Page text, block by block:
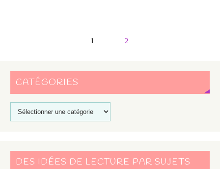
1 2
CATÉGORIES
DES IDÉES DE LECTURE PAR SUJETS